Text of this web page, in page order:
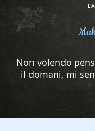
Non volendo
il domani, mi